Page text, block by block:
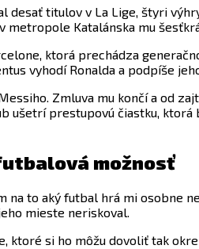
desať titulov v La Lige, štyri
metropole Katalánska mu
ktorá prechádza
vyhodí Ronalda a podpíše
Zmluva mu končí a od
ušetrí prestupovú čiastku,
možnosť
na to aký futbal hrá mi osobne
mieste neriskoval.
ktoré si ho môžu dovoliť tak